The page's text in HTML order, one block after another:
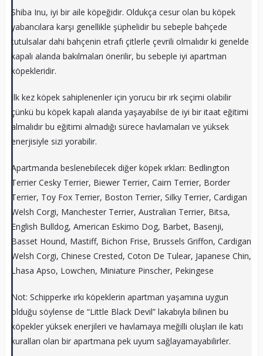
Shiba Inu, iyi bir aile köpeğidir. Oldukça cesur olan bu köpek
yabancılara karşı genellikle şüphelidir bu sebeple bahçede
tutulsalar dahi bahçenin etrafı çitlerle çevrili olmalıdır ki genelde
kapalı alanda bakılmaları önerilir, bu sebeple iyi apartman
köpekleridir.
İlk kez köpek sahiplenenler için yorucu bir ırk seçimi olabilir
çünkü bu köpek kapalı alanda yaşayabilse de iyi bir itaat eğitimi
almalıdır bu eğitimi almadığı sürece havlamaları ve yüksek
enerjisiyle sizi yorabilir.
Apartmanda beslenebilecek diğer köpek ırkları: Bedlington
Terrier Cesky Terrier, Biewer Terrier, Cairn Terrier, Border
Terrier, Toy Fox Terrier, Boston Terrier, Silky Terrier, Cardigan
Welsh Corgi, Manchester Terrier, Australian Terrier, Bitsa,
English Bulldog, American Eskimo Dog, Barbet, Basenji,
Basset Hound, Mastiff, Bichon Frise, Brussels Griffon, Cardigan
Welsh Corgi, Chinese Crested, Coton De Tulear, Japanese Chin,
Lhasa Apso, Lowchen, Miniature Pinscher, Pekingese
Not: Schipperke ırkı köpeklerin apartman yaşamına uygun
olduğu söylense de “Little Black Devil” lakabıyla bilinen bu
köpekler yüksek enerjileri ve havlamaya meğilli oluşları ile katı
kuralları olan bir apartmana pek uyum sağlayamayabilirler.